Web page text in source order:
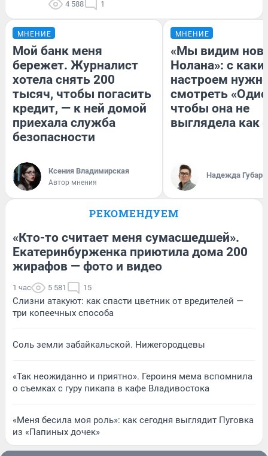
4 588 1
МНЕНИЕ
Мой банк меня
бережет. Журналист
хотела снять 200
тысяч, чтобы погасить
кредит, — к ней домой
приехала служба
безопасности
Ксения Владимирская
Автор мнения
МНЕНИЕ
«Мы видим
Нолана»: с
настроем
смотреть
чтобы она не
выглядела как
Надежда Губарь
РЕКОМЕНДУЕМ
«Кто-то считает меня сумасшедшей».
Екатеринбурженка приютила дома 200
жирафов — фото и видео
1 час 5 581 15
Слизни атакуют: как спасти цветник от вредителей —
три копеечных способа
Соль земли забайкальской. Нижегородцевы
«Так неожиданно и приятно». Героиня мема вспомнила
о съемках с гуру пикапа в кафе Владивостока
«Меня бесила моя роль»: как сегодня выглядит Пуговка
из «Папиных дочек»